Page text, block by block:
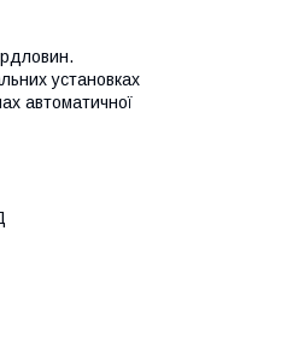
установках
автоматичної